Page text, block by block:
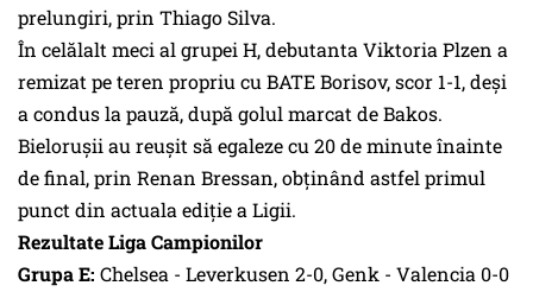
prelungiri, prin Thiago Silva.
În celălalt meci al grupei H, debutanta Viktoria Plzen a
remizat pe teren propriu cu BATE Borisov, scor 1-1, deşi
a condus la pauză, după golul marcat de Bakos.
Bieloruşii au reuşit să egaleze cu 20 de minute înainte
de final, prin Renan Bressan, obţinând astfel primul
punct din actuala ediţie a Ligii.
Rezultate Liga Campionilor
Grupa E: Chelsea - Leverkusen 2-0, Genk - Valencia 0-0